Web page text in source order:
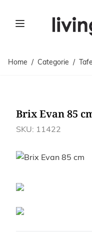
Home / Categorie /
Brix Evan 85
SKU: 11422